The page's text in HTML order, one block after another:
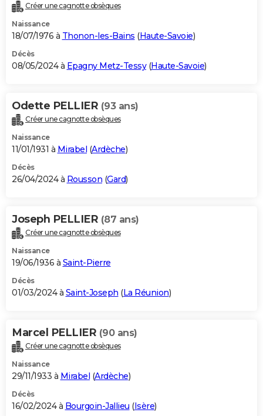
Créer une cagnotte obsèques
Naissance
18/07/1976 à Thonon-les-Bains (Haute-Savoie)
Décès
08/05/2024 à Epagny Metz-Tessy(Haute-Savoie)
Odette PELLIER (93 ans)
Créer une cagnotte obsèques
Naissance
11/01/1931 à Mirabel (Ardèche)
Décès
26/04/2024 à Rousson (Gard)
Joseph PELLIER (87 ans)
Créer une cagnotte obsèques
Naissance
19/06/1936 à Saint-Pierre
Décès
01/03/2024 à Saint-Joseph (La Réunion)
Marcel PELLIER (90 ans)
Créer une cagnotte obsèques
Naissance
29/11/1933 à Mirabel (Ardèche)
Décès
16/02/2024 à Bourgoin-Jallieu (Isère)